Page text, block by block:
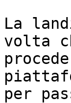
La
volta
per